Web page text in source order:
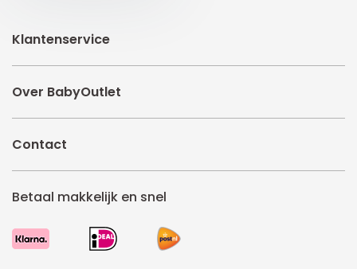
Klantenservice
Over BabyOutlet
Contact
Betaal makkelijk en snel